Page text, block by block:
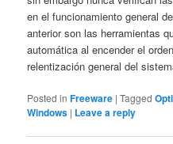
en el funcionamiento general
anterior son las herramientas
automática al encender el
relentización general del
Posted in Freeware |Tagged
Windows | Leave a reply